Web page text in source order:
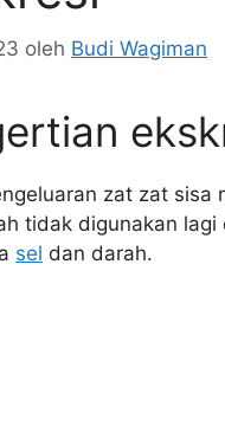
oleh Budi Wagiman
zat zat sisa
tidak digunakan lagi
sel dan darah.